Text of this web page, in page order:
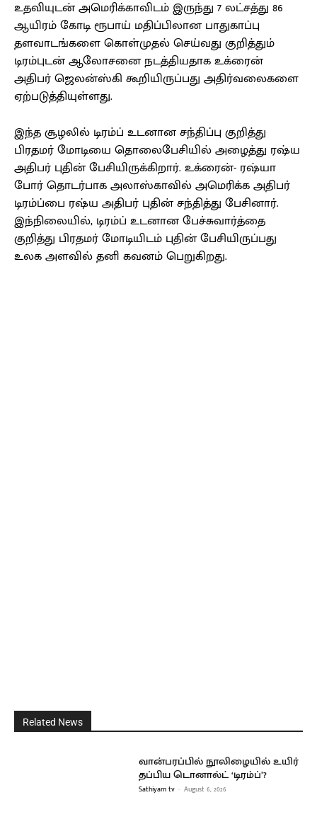
உதவியுடன் அமெரிக்காவிடம் இருந்து 7 லட்சத்து 86
ஆயிரம் கோடி ரூபாய் மதிப்பிலான பாதுகாப்பு
தளவாடங்களை கொள்முதல் செய்வது குறித்தும்
டிரம்புடன் ஆலோசனை நடத்தியதாக உக்ரைன்
அதிபர் ஜெலன்ஸ்கி கூறியிருப்பது அதிர்வலைகளை
ஏற்படுத்தியுள்ளது.
இந்த சூழலில் டிரம்ப் உடனான சந்திப்பு குறித்து
பிரதமர் மோடியை தொலைபேசியில் அழைத்து ரஷ்ய
அதிபர் புதின் பேசியிருக்கிறார். உக்ரைன்- ரஷ்யா
போர் தொடர்பாக அலாஸ்காவில் அமெரிக்க அதிபர்
டிரம்ப்பை ரஷ்ய அதிபர் புதின் சந்தித்து பேசினார்.
இந்நிலையில், டிரம்ப் உடனான பேச்சுவார்த்தை
குறித்து பிரதமர் மோடியிடம் புதின் பேசியிருப்பது
உலக அளவில் தனி கவனம் பெறுகிறது.
Related News
வான்பரப்பில் நூலிழையில் உயிர்
தப்பிய டொனால்ட் ‘டிரம்ப்’?
Sathiyam tv - August 6, 2026